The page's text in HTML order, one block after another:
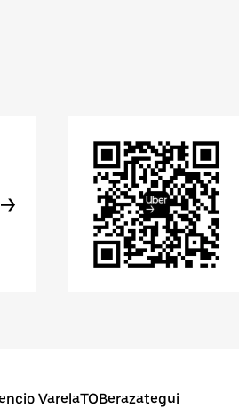
VarelaTOBerazategui